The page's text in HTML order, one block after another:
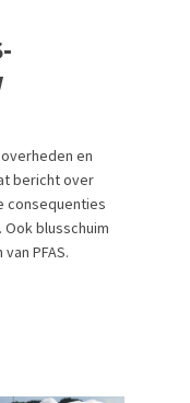
en
bericht over
consequenties
blusschuim
PFAS.